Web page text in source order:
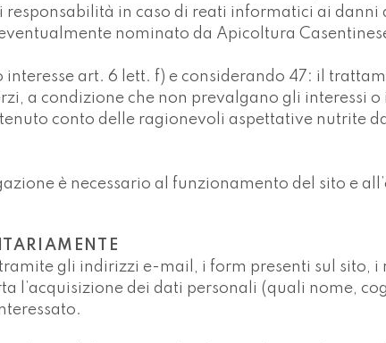
responsabilità in caso di reati informatici ai
nominato da Apicoltura
interesse art. 6 lett. f) e considerando 47: il
a condizione che non prevalgano gli interessi
conto delle ragionevoli aspettative nutrite
è necessario al funzionamento del sito e
gli indirizzi e-mail, i form presenti sul sito,
l’acquisizione dei dati personali (quali nome,